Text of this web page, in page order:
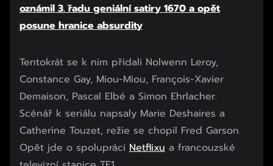
oznámil 3. řadu geniální satiry 1670 a opět
posune hranice absurdity
Tentokrát se k nim přidali Nolwenn Leroy,
Constance Gay, Miou-Miou, François-Xavier
Demaison, Pascal Elbé a Simon Ehrlacher.
Scénář k seriálu napsaly Marie Deshaires a
Catherine Touzet, režie se chopil Fred Garson.
Opět jde o spolupráci Netflixu a francouzské